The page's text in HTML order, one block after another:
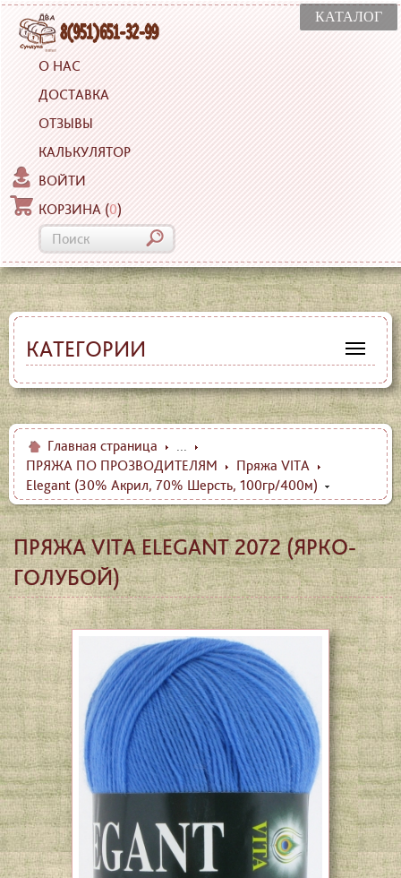
КАТАЛОГ
О НАС
ДОСТАВКА
ОТЗЫВЫ
КАЛЬКУЛЯТОР
ВОЙТИ
КОРЗИНА (0)
КАТЕГОРИИ
Главная страница
...
ПРЯЖА ПО ПРОЗВОДИТЕЛЯМ
Пряжа VITA
Elegant (30% Акрил, 70% Шерсть, 100гр/400м)
ПРЯЖА VITA ELEGANT 2072 (ЯРКО-
ГОЛУБОЙ)